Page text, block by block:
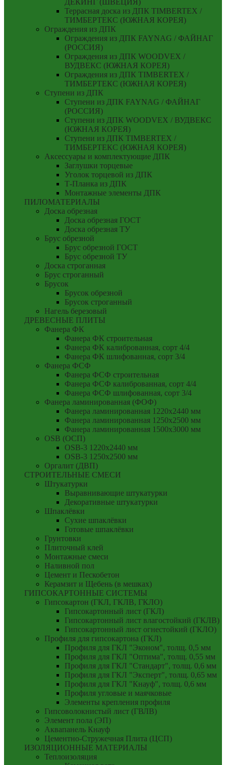
ДЕКИНГ (ШВЕЦИЯ)
Террасная доска из ДПК TIMBERTEX /
ТИМБЕРТЕКС (ЮЖНАЯ КОРЕЯ)
Ограждения из ДПК
Ограждения из ДПК FAYNAG / ФАЙНАГ
(РОССИЯ)
Ограждения из ДПК WOODVEX /
ВУДВЕКС (ЮЖНАЯ КОРЕЯ)
Ограждения из ДПК TIMBERTEX /
ТИМБЕРТЕКС (ЮЖНАЯ КОРЕЯ)
Ступени из ДПК
Ступени из ДПК FAYNAG / ФАЙНАГ
(РОССИЯ)
Ступени из ДПК WOODVEX / ВУДВЕКС
(ЮЖНАЯ КОРЕЯ)
Ступени из ДПК TIMBERTEX /
ТИМБЕРТЕКС (ЮЖНАЯ КОРЕЯ)
Аксессуары и комплектующие ДПК
Заглушки торцевые
Уголок торцевой из ДПК
Т-Планка из ДПК
Монтажные элементы ДПК
ПИЛОМАТЕРИАЛЫ
Доска обрезная
Доска обрезная ГОСТ
Доска обрезная ТУ
Брус обрезной
Брус обрезной ГОСТ
Брус обрезной ТУ
Доска строганная
Брус строганный
Брусок
Брусок обрезной
Брусок строганный
Нагель березовый
ДРЕВЕСНЫЕ ПЛИТЫ
Фанера ФК
Фанера ФК строительная
Фанера ФК калиброванная, сорт 4/4
Фанера ФК шлифованная, сорт 3/4
Фанера ФСФ
Фанера ФСФ строительная
Фанера ФСФ калиброванная, сорт 4/4
Фанера ФСФ шлифованная, сорт 3/4
Фанера ламинированная (ФОФ)
Фанера ламинированная 1220x2440 мм
Фанера ламинированная 1250x2500 мм
Фанера ламинированная 1500x3000 мм
OSB (ОСП)
OSB-3 1220x2440 мм
OSB-3 1250x2500 мм
Оргалит (ДВП)
СТРОИТЕЛЬНЫЕ СМЕСИ
Штукатурки
Выравнивающие штукатурки
Декоративные штукатурки
Шпаклёвки
Сухие шпаклёвки
Готовые шпаклёвки
Грунтовки
Плиточный клей
Монтажные смеси
Наливной пол
Цемент и Пескобетон
Керамзит и Щебень (в мешках)
ГИПСОКАРТОННЫЕ СИСТЕМЫ
Гипсокартон (ГКЛ, ГКЛВ, ГКЛО)
Гипсокартонный лист (ГКЛ)
Гипсокартонный лист влагостойкий (ГКЛВ)
Гипсокартонный лист огнестойкий (ГКЛО)
Профиля для гипсокартона (ГКЛ)
Профиля для ГКЛ "Эконом", толщ. 0,5 мм
Профиля для ГКЛ "Оптима", толщ. 0,55 мм
Профиля для ГКЛ "Стандарт", толщ. 0,6 мм
Профиля для ГКЛ "Эксперт", толщ. 0,65 мм
Профиля для ГКЛ "Кнауф", толщ. 0,6 мм
Профиля угловые и маячковые
Элементы крепления профиля
Гипсоволокнистый лист (ГВЛВ)
Элемент пола (ЭП)
Аквапанель Кнауф
Цементно-Стружечная Плита (ЦСП)
ИЗОЛЯЦИОННЫЕ МАТЕРИАЛЫ
Теплоизоляция